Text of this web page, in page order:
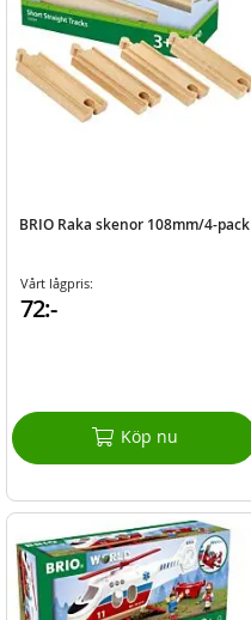
BRIO Raka skenor 108mm/4-pack
Vårt lågpris:
72:-
Köp nu